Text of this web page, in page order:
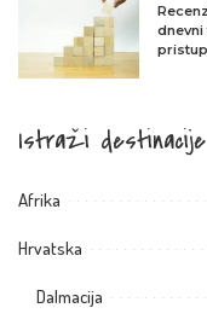
Istraži destinacije
Afrika
Hrvatska
Dalmacija